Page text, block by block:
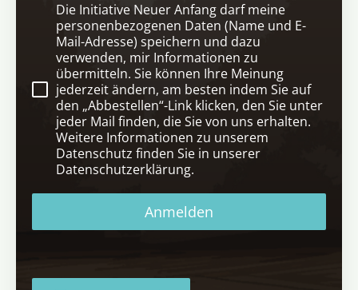
Die Initiative Neuer Anfang darf meine
personenbezogenen Daten (Name und E-
Mail-Adresse) speichern und dazu
verwenden, mir Informationen zu
übermitteln. Sie können Ihre Meinung
jederzeit ändern, am besten indem Sie auf
den „Abbestellen“-Link klicken, den Sie unter
jeder Mail finden, die Sie von uns erhalten.
Weitere Informationen zu unserem
Datenschutz finden Sie in unserer
Datenschutzerklärung.
Anmelden